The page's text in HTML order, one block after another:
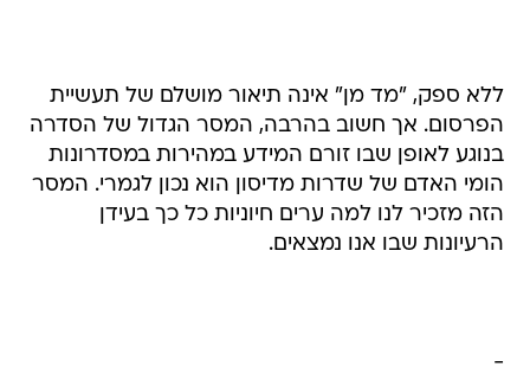
ללא ספק, "מד מן" אינה תיאור מושלם של תעשיית
הפרסום. אך חשוב בהרבה, המסר הגדול של הסדרה
בנוגע לאופן שבו זורם המידע במהירות במסדרונות
הומי האדם של שדרות מדיסון הוא נכון לגמרי. המסר
הזה מזכיר לנו למה ערים חיוניות כל כך בעידן
הרעיונות שבו אנו נמצאים.
-